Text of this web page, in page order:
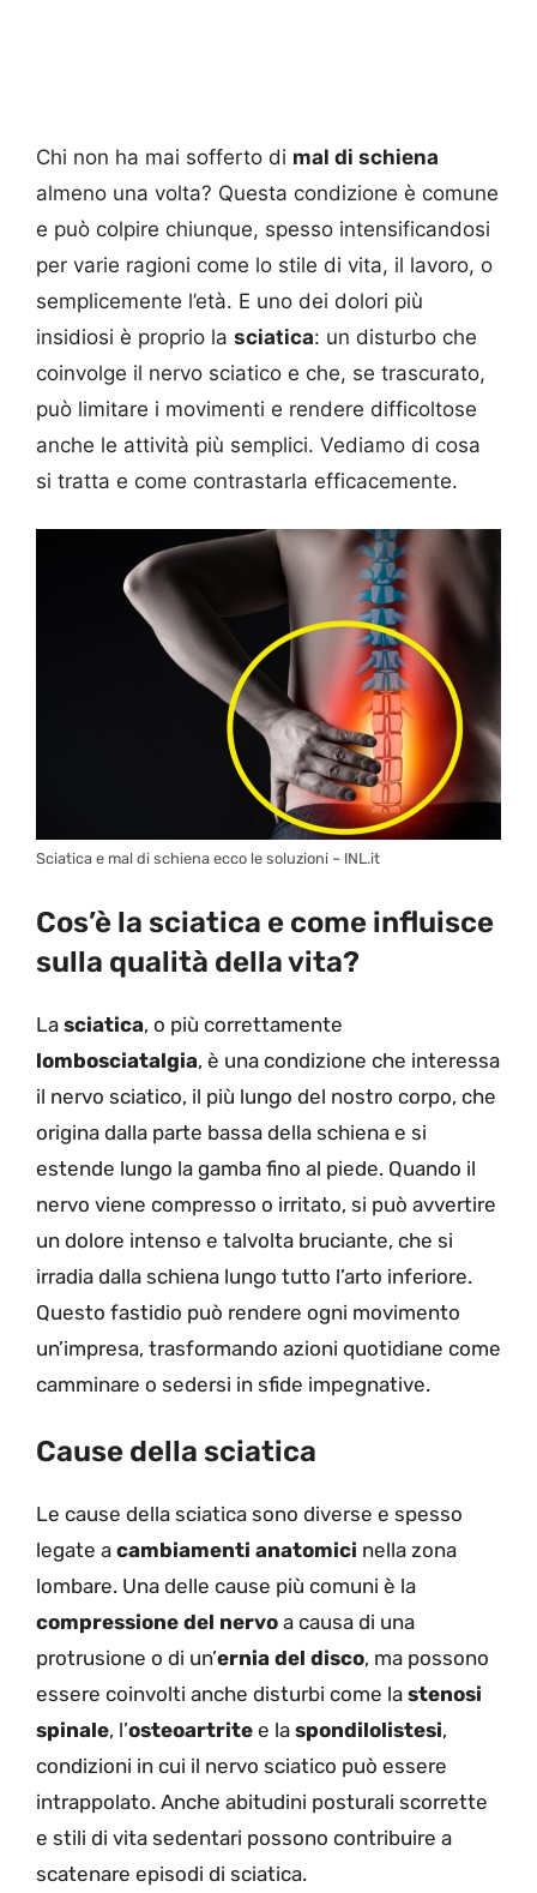
Chi non ha mai sofferto di mal di schiena
almeno una volta? Questa condizione è comune
e può colpire chiunque, spesso intensificandosi
per varie ragioni come lo stile di vita, il lavoro, o
semplicemente l’età. E uno dei dolori più
insidiosi è proprio la sciatica: un disturbo che
coinvolge il nervo sciatico e che, se trascurato,
può limitare i movimenti e rendere difficoltose
anche le attività più semplici. Vediamo di cosa
si tratta e come contrastarla efficacemente.
Sciatica e mal di schiena ecco le soluzioni – INL.it
Cos’è la sciatica e come influisce
sulla qualità della vita?
La sciatica, o più correttamente
lombosciatalgia, è una condizione che interessa
il nervo sciatico, il più lungo del nostro corpo, che
origina dalla parte bassa della schiena e si
estende lungo la gamba fino al piede. Quando il
nervo viene compresso o irritato, si può avvertire
un dolore intenso e talvolta bruciante, che si
irradia dalla schiena lungo tutto l’arto inferiore.
Questo fastidio può rendere ogni movimento
un’impresa, trasformando azioni quotidiane come
camminare o sedersi in sfide impegnative.
Cause della sciatica
Le cause della sciatica sono diverse e spesso
legate a cambiamenti anatomici nella zona
lombare. Una delle cause più comuni è la
compressione del nervo a causa di una
protrusione o di un’ernia del disco, ma possono
essere coinvolti anche disturbi come la stenosi
spinale, l’osteoartrite e la spondilolistesi,
condizioni in cui il nervo sciatico può essere
intrappolato. Anche abitudini posturali scorrette
e stili di vita sedentari possono contribuire a
scatenare episodi di sciatica.